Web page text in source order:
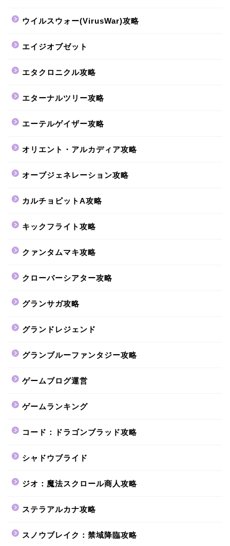
ウイルスウォー(VirusWar)攻略
エイジオブゼット
エタクロニクル攻略
エターナルツリー攻略
エーテルゲイザー攻略
オリエント・アルカディア攻略
オーブジェネレーション攻略
カルチョビットA攻略
キックフライト攻略
クァンタムマキ攻略
クローバーシアター攻略
グランサガ攻略
グランドレジェンド
グランブルーファンタジー攻略
ゲームブログ運営
ゲームランキング
コード：ドラゴンブラッド攻略
シャドウブライド
ジオ：魔法スクロール商人攻略
ステラアルカナ攻略
スノウブレイク：禁域降臨攻略